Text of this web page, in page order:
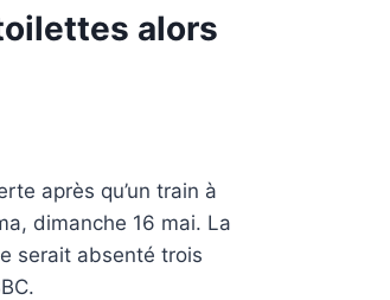
alors
après qu’un train à
dimanche 16 mai. La
serait absenté trois